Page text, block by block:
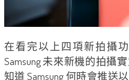
在看完以上四項新拍攝
Samsung 未來新機的拍攝
知道 Samsung 何時會推送